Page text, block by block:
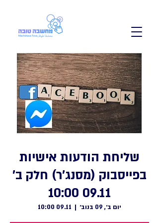
שליחת הודעות אישיות
בפייסבוק (מסנג'ר) חלק ב'
09.11 10:00
יום ב׳, 09 בנוב׳
  |
09.11 10:00